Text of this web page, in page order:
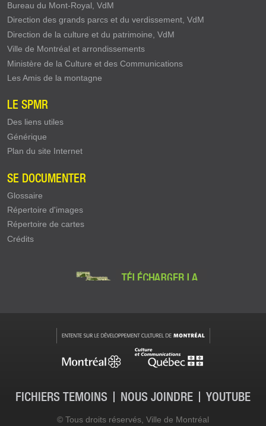
Bureau du Mont-Royal, VdM
Direction des grands parcs et du verdissement, VdM
Direction de la culture et du patrimoine, VdM
Ville de Montréal et arrondissements
Ministère de la Culture et des Communications
Les Amis de la montagne
LE SPMR
Des liens utiles
Générique
Plan du site Internet
SE DOCUMENTER
Glossaire
Répertoire d'images
Répertoire de cartes
Crédits
Contact - pied de page
FICHIERS TÉMOINS NOUS JOINDRE YOUTUBE
© Tous droits réservés, Ville de Montréal